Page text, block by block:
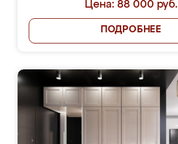
Цена: 88 000 руб.
ПОДРОБНЕЕ